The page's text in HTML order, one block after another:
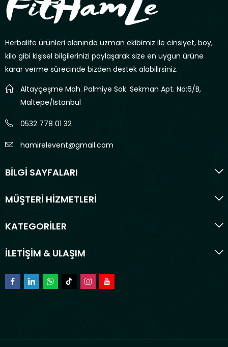
Herbalife ürünleri alanında uzman ekibimiz ile cinsiyet, boy,
kilo gibi kişisel bilgilerinizi paylaşarak size en uygun ürüne
karar verme sürecinde bizden destek alabilirsiniz.
Altayçeşme Mah. Palmiye Sok. Sekman Apt. No:6/B,
Maltepe/İstanbul
0532 778 01 32
hamirelevent@gmail.com
BİLGİ SAYFALARI
MÜŞTERİ HİZMETLERİ
KATEGORİLER
İLETİŞİM & ULAŞIM